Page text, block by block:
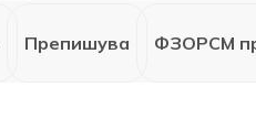
Препишува ФЗОРСМ